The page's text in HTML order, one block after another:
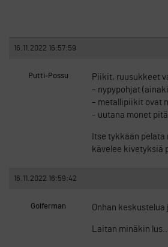
16.11.2022 16:57:59
Putti-Possu
Piikit, ruusukkeet
– nypypohjat
– metallipiikit ovat
– uutana monet
Itse tykkään
kävelee kivetyksiä
16.11.2022 16:59:42
Golferman Onhan
Laitan minäkin